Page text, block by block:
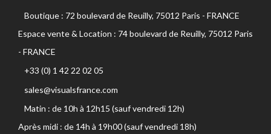
Boutique : 72 boulevard de Reuilly, 75012 Paris - FRANCE
Espace vente & Location : 74 boulevard de Reuilly, 75012 Paris
- FRANCE
+33 (0) 1 42 22 02 05
sales@visualsfrance.com
Matin : de 10h à 12h15 (sauf vendredi 12h)
Après midi : de 14h à 19h00 (sauf vendredi 18h)